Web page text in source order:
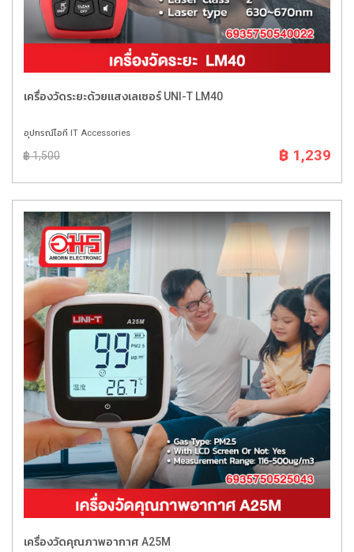
เครื่องวัดระยะด้วยแสงเลเซอร์ UNI-T LM40
อุปกรณ์ไอที IT Accessories
฿ 1,500 ฿ 1,239
เครื่องวัดคุณภาพอากาศ A25M